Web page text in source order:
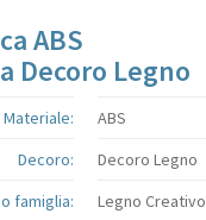
ABS
Decoro Legno
Materiale:
Decoro:
famiglia:
ABS
Decoro Legno
Legno Creativo